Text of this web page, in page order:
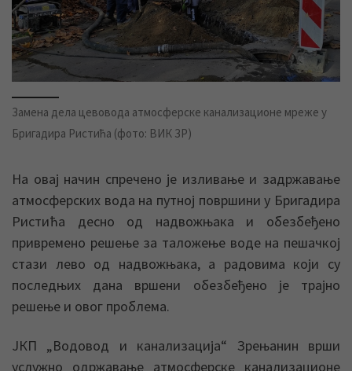
Замена дела цевовода атмосферске канализационе мреже у
Бригадира Ристића (фото: ВИК ЗР)
На овај начин спречено је изливање и задржавање
атмосферских вода на путној површини у Бригадира
Ристића десно од надвожњака и обезбеђено
привремено решење за таложење воде на пешачкој
стази лево од надвожњака, а радовима који су
последњих дана вршени обезбеђено је трајно
решење и овог проблема.
ЈКП „Водовод и канализација“ Зрењанин врши
услужно одржавање атмосферске канализационе